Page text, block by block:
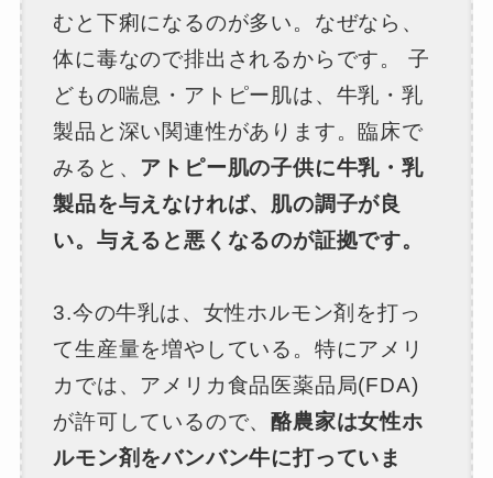
むと下痢になるのが多い。なぜなら、
体に毒なので排出されるからです。 子
どもの喘息・アトピー肌は、牛乳・乳
製品と深い関連性があります。臨床で
みると、 アトピー肌の子供に牛乳・乳
製品を与えなければ、肌の調子が良
い。与えると悪くなるのが証拠です。
3.今の牛乳は、女性ホルモン剤を打っ
て生産量を増やしている。特にアメリ
カでは、アメリカ食品医薬品局(FDA)
が許可しているので、酪農家は女性ホ
ルモン剤をバンバン牛に打っていま